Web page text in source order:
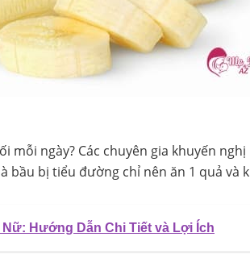
mỗi ngày? Các chuyên gia khuyến
bầu bị tiểu đường chỉ nên ăn 1 quả và
Nữ: Hướng Dẫn Chi Tiết và Lợi Ích